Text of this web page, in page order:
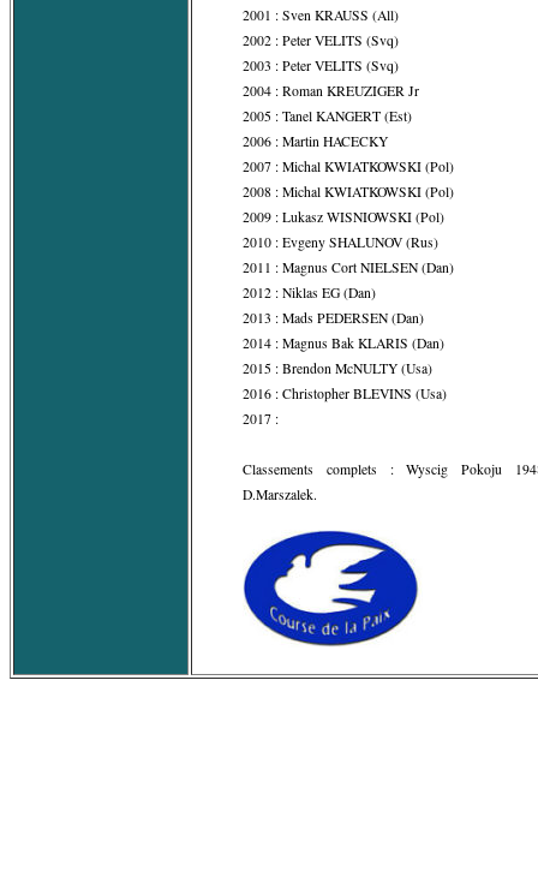
2001 : Sven KRAUSS (All)
2002 : Peter VELITS (Svq)
2003 : Peter VELITS (Svq)
2004 : Roman KREUZIGER Jr
2005 : Tanel KANGERT (Est)
2006 : Martin HACECKY
2007 : Michal KWIATKOWSKI (Pol)
2008 : Michal KWIATKOWSKI (Pol)
2009 : Lukasz WISNIOWSKI (Pol)
2010 : Evgeny SHALUNOV (Rus)
2011 : Magnus Cort NIELSEN (Dan)
2012 : Niklas EG (Dan)
2013 : Mads PEDERSEN (Dan)
2014 : Magnus Bak KLARIS (Dan)
2015 : Brendon McNULTY (Usa)
2016 : Christopher BLEVINS (Usa)
2017 :
Classements complets : Wyscig Pokoju
D.Marszalek.